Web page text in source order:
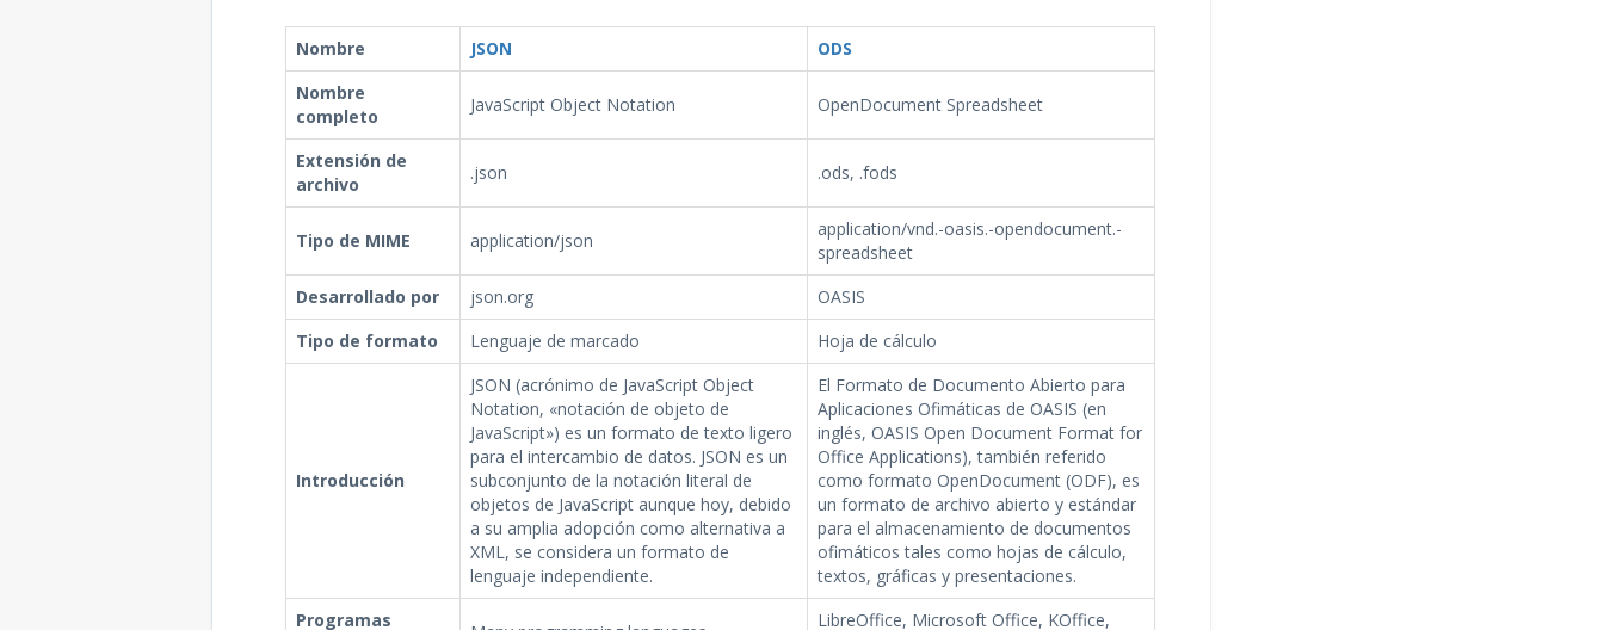
Nombre JSON
ODS
Nombre
completo
JavaScript Object Notation OpenDocument Spreadsheet
Extensión de
archivo
.json .ods, .fods
Tipo de MIME application/json
application/vnd.-oasis.-opendocument.-
spreadsheet
Desarrollado por
json.org
OASIS
Tipo de formato
Lenguaje de marcado Hoja de cálculo
Introducción
JSON (acrónimo de JavaScript Object
Notation, «notación de objeto de
JavaScript») es un formato de texto ligero
para el intercambio de datos. JSON es un
subconjunto de la notación literal de
objetos de JavaScript aunque hoy, debido
a su amplia adopción como alternativa a
XML, se considera un formato de
lenguaje independiente.
El Formato de Documento Abierto para
Aplicaciones Ofimáticas de OASIS (en
inglés, OASIS Open Document Format for
Office Applications), también referido
como formato OpenDocument (ODF), es
un formato de archivo abierto y estándar
para el almacenamiento de documentos
ofimáticos tales como hojas de cálculo,
textos, gráficas y presentaciones.
Programas
LibreOffice, Microsoft Office, KOffice,